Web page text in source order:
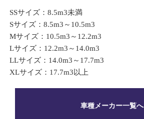
SSサイズ：8.5m3未満
Sサイズ：8.5m3～10.5m3
Mサイズ：10.5m3～12.2m3
Lサイズ：12.2m3～14.0m3
LLサイズ：14.0m3～17.7m3
XLサイズ：17.7m3以上
車種メーカー一覧へ